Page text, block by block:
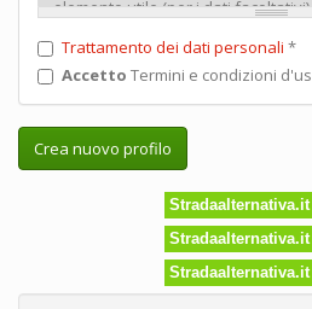
Trattamento dei dati personali *
Accetto Termini e condizioni
Crea nuovo profilo